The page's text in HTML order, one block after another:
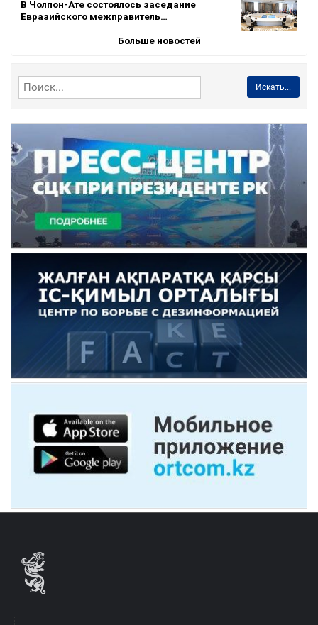
В Чолпон-Ате состоялось заседание
Евразийского межправитель…
Больше новостей
Искать...